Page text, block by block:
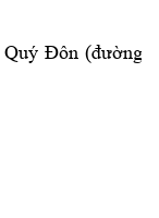
Quý Đôn (đường